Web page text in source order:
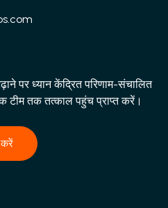
पर ध्यान केंद्रित परिणाम-संचालित
टीम तक तत्काल पहुंच प्राप्त करें।
करें